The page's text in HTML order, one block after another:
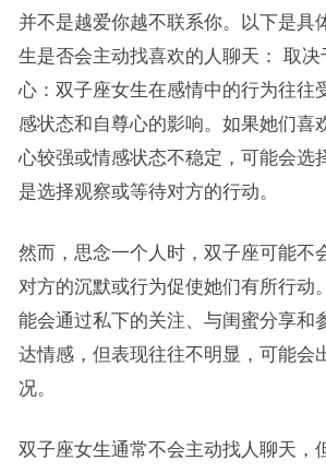
并不是越爱你越不联系你。以下是具
生是否会主动找喜欢的人聊天： 取
心：双子座女生在感情中的行为往往
感状态和自尊心的影响。如果她们喜
心较强或情感状态不稳定，可能会选
是选择观察或等待对方的行动。
然而，思念一个人时，双子座可能不
对方的沉默或行为促使她们有所行动
能会通过私下的关注、与闺蜜分享和
达情感，但表现往往不明显，可能会
况。
双子座女生通常不会主动找人聊天，